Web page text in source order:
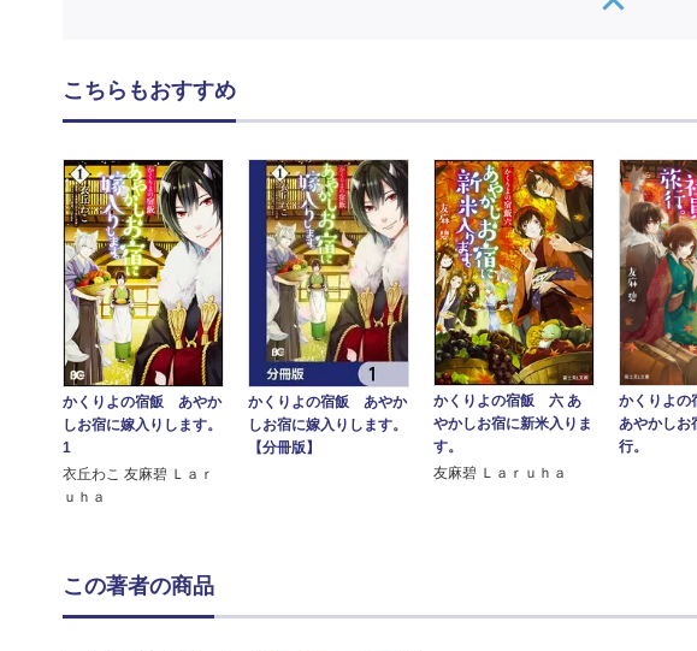
こちらもおすすめ
かくりよの宿飯 あやか
しお宿に嫁入りします。
1
衣丘わこ 友麻碧 Ｌａｒ
ｕｈａ
かくりよの宿飯 あやか
しお宿に嫁入りします。
【分冊版】
かくりよの宿飯 六 あ
やかしお宿に新米入りま
す。
友麻碧 Ｌａｒｕｈａ
かくりよ
あやかしお
行。
この著者の商品